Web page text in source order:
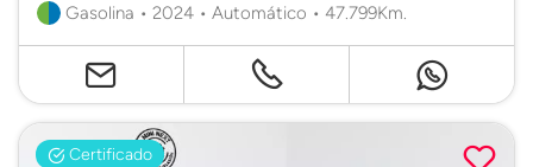
Gasolina • 2024 • Automático • 47.799Km.
Certificado